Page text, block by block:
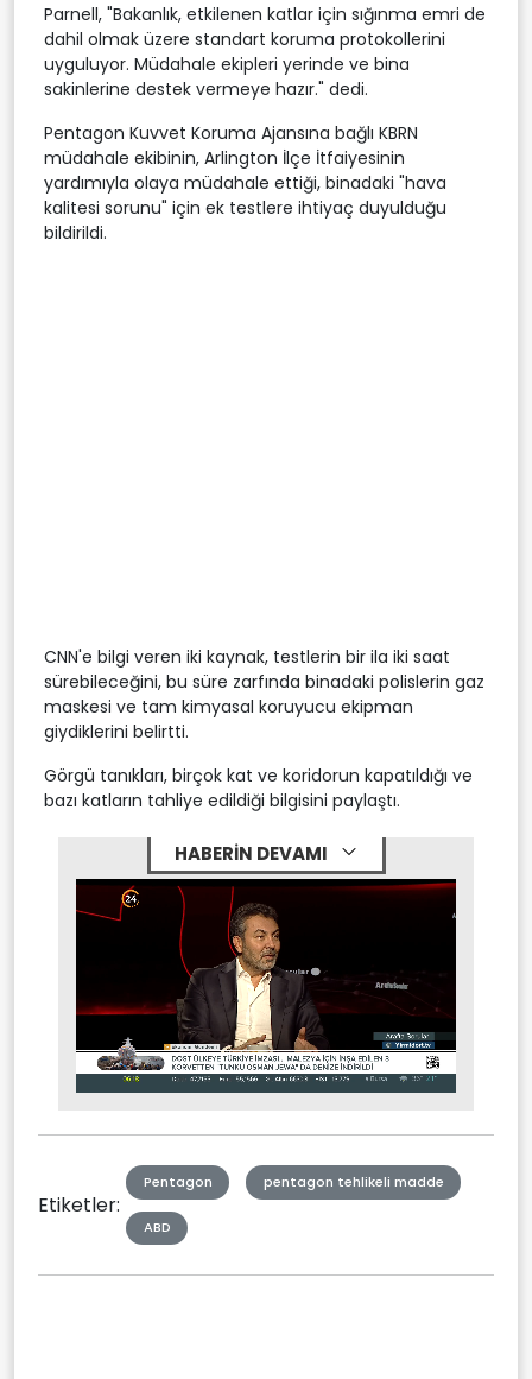
Parnell, "Bakanlık, etkilenen katlar için sığınma emri de
dahil olmak üzere standart koruma protokollerini
uyguluyor. Müdahale ekipleri yerinde ve bina
sakinlerine destek vermeye hazır." dedi.
Pentagon Kuvvet Koruma Ajansına bağlı KBRN
müdahale ekibinin, Arlington İlçe İtfaiyesinin
yardımıyla olaya müdahale ettiği, binadaki "hava
kalitesi sorunu" için ek testlere ihtiyaç duyulduğu
bildirildi.
CNN'e bilgi veren iki kaynak, testlerin bir ila iki saat
sürebileceğini, bu süre zarfında binadaki polislerin gaz
maskesi ve tam kimyasal koruyucu ekipman
giydiklerini belirtti.
Görgü tanıkları, birçok kat ve koridorun kapatıldığı ve
bazı katların tahliye edildiği bilgisini paylaştı.
HABERİN DEVAMI
Mute Stream
Etiketler:
Pentagon pentagon tehlikeli madde
ABD